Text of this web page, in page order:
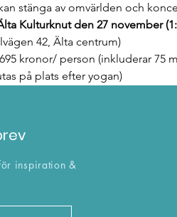
stänga av omvärlden och
Kulturknut den 27 november
42, Älta centrum)
kronor/ person (inkluderar 75
på plats efter yogan)
inspiration &